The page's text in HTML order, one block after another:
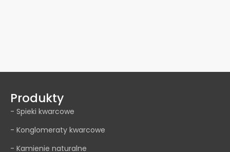
Produkty
- Spieki kwarcowe
- Konglomeraty kwarcowe
- Kamienie naturalne